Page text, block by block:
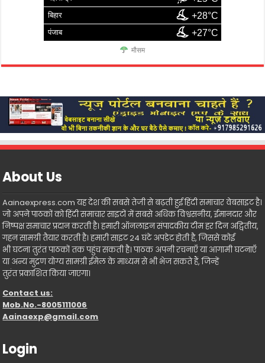
बिहार +28°C
पंजाब +27°C
मौसम
About Us
Aainaexpress.com यह देश की सबसे तेजी से बढ़ती हुई हिंदी समाचार वेबसाइट है।
जो अपने पाठकों को हिंदी समाचार साइटों में सबसे अधिक विश्वसनीय, ईमानदार और
निष्पक्ष समाचार प्रदान करती है। हमारी ऑनलाइन संपादकीय टीम हर दिन अद्वितीय,
गहन सामग्री तैयार करती है। हमारी साइट 24 घंटे अपडेट होती है, जिससे कोई
भी घटना तुरंत पाठकों तक पहुंच सकती है। पाठक अपनी रचनाएँ या आगामी घटनाएँ
या अन्य मुद्रण योग्य सामग्री ईमेल के माध्यम से भी भेज सकते हैं, जिन्हें
तुरंत प्रकाशित किया जाएगा।
Contact us:
Mob.No.-8005111006
Aainaexp@gmail.com
Login